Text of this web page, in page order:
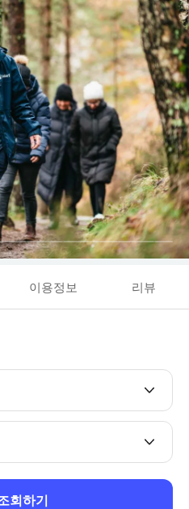
이용정보 리뷰
회하기